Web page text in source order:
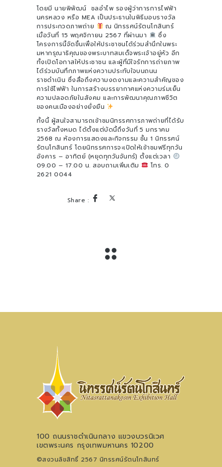
โดยมี นายพิพัฒน์ ชลอำไพ รองผู้ว่าการการไฟฟ้า
นครหลวง หรือ MEA เป็นประธานในพิธีมอบรางวัล
การประกวดภาพถ่าย
ณ นิทรรศน์รัตนโกสินทร์
เมื่อวันที่ 15 พฤศจิกายน 2567 ที่ผ่านมา
ซึ่ง
โครงการนี้จัดขึ้นเพื่อให้ประชาชนได้ร่วมสำนึกในพระ
มหากรุณาธิคุณของพระบาทสมเด็จพระเจ้าอยู่หัว อีก
ทั้งเปิดโอกาสให้ประชาชน และผู้ที่มีใจรักการถ่ายภาพ
ได้ร่วมบันทึกภาพแห่งความประทับใจบนถนน
ราชดำเนิน ซึ่งสื่อถึงความงดงามและความสำคัญของ
การใช้ไฟฟ้า ในการสร้างบรรยากาศแห่งความร่มเย็น
ความปลอดภัยในสังคม และการพัฒนาคุณภาพชีวิต
ของคนเมืองอย่างยั่งยืน
ทั้งนี้ ผู้สนใจสามารถเข้าชมนิทรรศการภาพถ่ายที่ได้รับ
รางวัลทั้งหมด ได้ตั้งแต่บัดนี้ถึงวันที่ 5 มกราคม
2568 ณ ห้องการแสดงและกิจกรรม ชั้น 1 นิทรรศน์
รัตนโกสินทร์ โดยนิทรรศการจะเปิดให้เข้าชมฟรีทุกวัน
อังคาร – อาทิตย์ (หยุดทุกวันจันทร์) ตั้งแต่เวลา
09.00 – 17.00 น. สอบถามเพิ่มเติม
โทร. 0
2621 0044
100 ถนนราชดำเนินกลาง แขวงบวรนิเวศ
เขตพระนคร กรุงเทพมหานคร 10200
©สงวนลิขสิทธิ์ 2567 นิทรรศน์รัตนโกสินทร์